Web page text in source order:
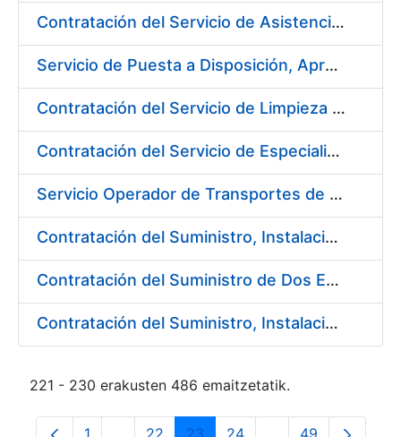
Contratación del Servicio de Asistencia Técnica Ambiental en la Fábrica de Papel de Burgos
Servicio de Puesta a Disposición, Aprovisionamiento y Mantenimiento de Máquinas Expendedoras de Alimentos Sólidos y Bebidas Calientes y Frías
Contratación del Servicio de Limpieza en la FNMT-RCM para el año 2018
Contratación del Servicio de Especialistas Técnicos en Prevención y Extinción de Incendios en los centros de la Fábrica Nacional de Moneda y Timbre – Real Casa de la Moneda
Servicio Operador de Transportes de Seguridad para los diferentes Servicios de Mercancías de la Fábrica Nacional de Moneda y Timbre-Real Casa de la Moneda
Contratación del Suministro, Instalación y Puesta en Marcha de Equipos y Sistemas de Seguridad para el nuevo edificio de la Fábrica de Papel, en Burgos, de la FNMT-RCM
Contratación del Suministro de Dos Enfriadoras de Agua para la Central de Producción EF-3 en la Fábrica Nacional de Moneda y Timbre-Real Casa de la Moneda
Contratación del Suministro, Instalación y Puesta en Marcha de los sistemas de Aire Acondicionado para nueva Máquina de Papel
221 - 230 erakusten 486 emaitzetatik.
1 ... 22 23 24 ... 49